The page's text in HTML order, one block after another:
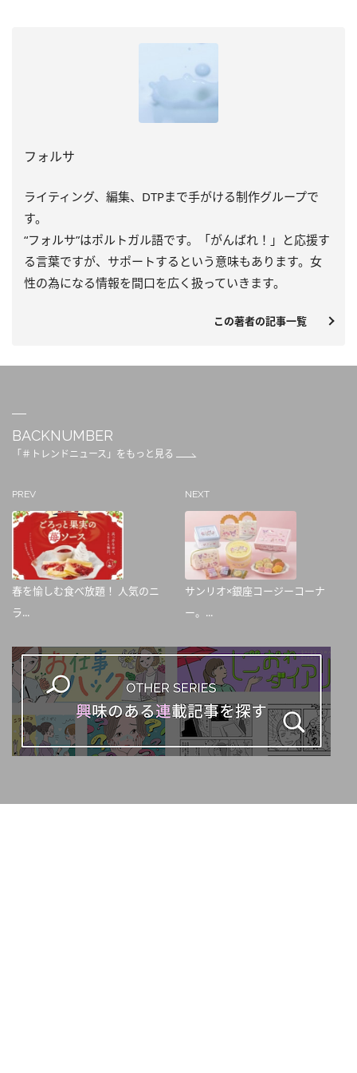
フォルサ
ライティング、編集、DTPまで手がける制作グループで
す。
“フォルサ”はポルトガル語です。「がんばれ！」と応援す
る言葉ですが、サポートするという意味もあります。女
性の為になる情報を間口を広く扱っていきます。
この著者の記事一覧
BACKNUMBER
「＃トレンドニュース」をもっと見る
PREV
春を愉しむ食べ放題！ 人気のニ
ラ...
NEXT
サンリオ×銀座コージーコーナ
ー。...